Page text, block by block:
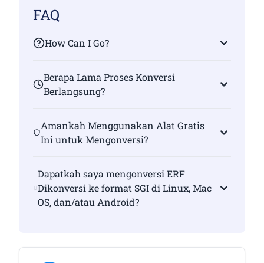
FAQ
How Can I Go?
Berapa Lama Proses Konversi
Berlangsung?
Amankah Menggunakan Alat Gratis
Ini untuk Mengonversi?
Dapatkah saya mengonversi ERF
Dikonversi ke format SGI di Linux, Mac
OS, dan/atau Android?